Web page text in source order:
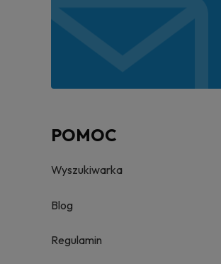
POMOC
Wyszukiwarka
Blog
Regulamin